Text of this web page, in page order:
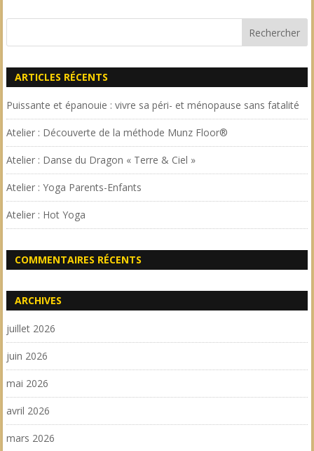
ARTICLES RÉCENTS
Puissante et épanouie : vivre sa péri- et ménopause sans fatalité
Atelier : Découverte de la méthode Munz Floor®
Atelier : Danse du Dragon « Terre & Ciel »
Atelier : Yoga Parents-Enfants
Atelier : Hot Yoga
COMMENTAIRES RÉCENTS
ARCHIVES
juillet 2026
juin 2026
mai 2026
avril 2026
mars 2026